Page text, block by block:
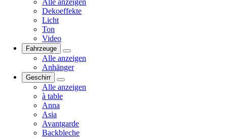
Dekoeffekte
Licht
Ton
Video
Fahrzeuge
Alle anzeigen
Anhänger
Geschirr
Alle anzeigen
à table
Anna
Asia
Avantgarde
Backbleche